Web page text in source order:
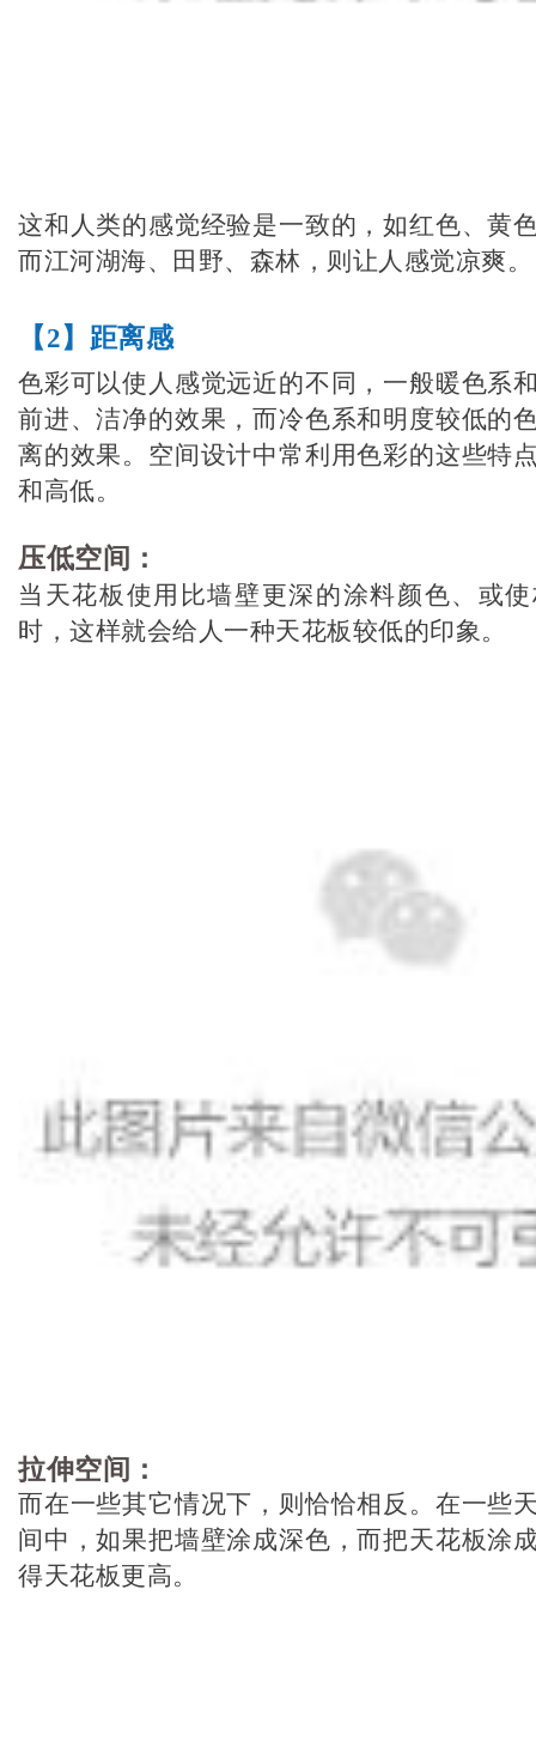
这和人类的感觉经验是一致的，如红色、黄
而江河湖海、田野、森林，则让人感觉凉爽。
【2】距离感
色彩可以使人感觉远近的不同，一般暖色系
前进、洁净的效果，而冷色系和明度较低的
离的效果。空间设计中常利用色彩的这些特
和高低。
压低空间：
当天花板使用比墙壁更深的涂料颜色、或
时，这样就会给人一种天花板较低的印象。
拉伸空间：
而在一些其它情况下，则恰恰相反。在一些
间中，如果把墙壁涂成深色，而把天花板涂
得天花板更高。